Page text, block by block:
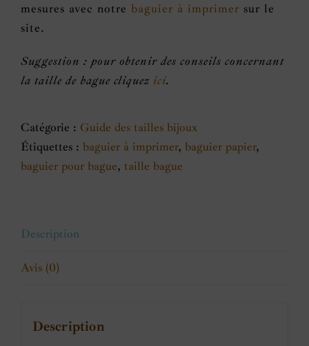
mesures avec notre baguier à imprimer sur le
site.
Suggestion : pour obtenir des conseils concernant
la taille de bague cliquez ici.
Catégorie : Guide des tailles bijoux
Étiquettes : baguier à imprimer, baguier papier,
baguier pour bague, taille bague
Description
Avis (0)
Description